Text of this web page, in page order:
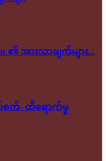
၏ အားသာချက်များ...
က်- ထိရောက်မှု